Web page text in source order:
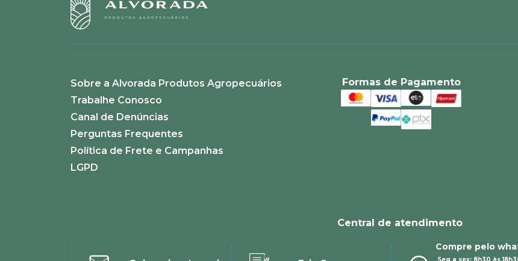
Sobre a Alvorada Produtos Agropecuários
Trabalhe Conosco
Canal de Denúncias
Perguntas Frequentes
Política de Frete e Campanhas
LGPD
Formas de Pagamento
Central de atendimento
Compre pelo